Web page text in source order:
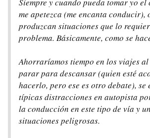
Siempre y cuando pueda tomar yo
me apetezca (me encanta conducir),
produzcan situaciones que lo
problema. Básicamente, como se
Ahorraríamos tiempo en los viajes
parar para descansar (quien esté
hacerlo, pero ese es otro debate),
típicas distracciones en autopista
la conducción en este tipo de vía y
situaciones peligrosas.